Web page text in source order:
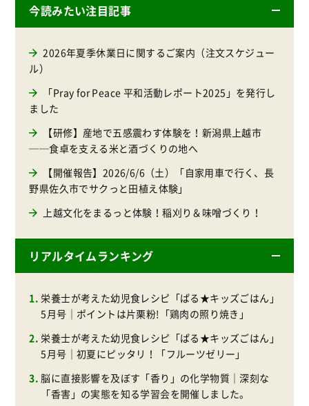
今読みたい注目記事
2026年夏季休業日に関するご案内（注文スケジュー
ル）
「Pray for Peace 平和活動レポート2025」を発行し
ました
【研修】産地で五感震わす体験を！新潟県上越市
──食卓を支える米と酒づくりの地へ
【開催報告】2026/6/6（土）「自家用車で行く、長
野県佐久市でサクっと田植え体験」
上越文化をまるっと体験！稲刈り＆味噌づくり！
リアルタイムランキング
栄養士が考えた幼児食レシピ「ぱる★キッズごはん」
5月号｜ポイントは片栗粉!「鶏肉の照り焼き」
栄養士が考えた幼児食レシピ「ぱる★キッズごはん」
5月号｜初夏にピッタリ！「フルーツゼリー」
脳に直接影響を及ぼす「香り」の化学物質｜深刻な
「香害」の実態を知る学習会を開催しました。